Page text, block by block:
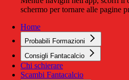
schermo per tornare alle pagine
Home
Probabili Formazioni
Consigli Fantacalcio
Chi schierare
Scambi Fantacalcio